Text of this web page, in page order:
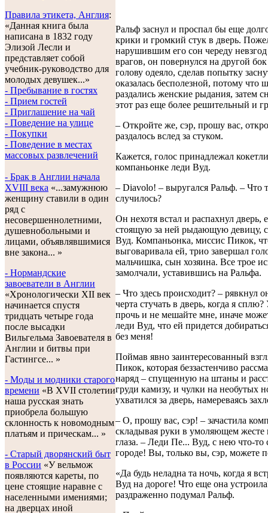
Правила этикета, Англия:
«Данная книга была
написана в 1832 году
Элизой Лесли и
представляет собой
учебник-руководство для
молодых девушек...»
- Пребывание в гостях
- Прием гостей
- Приглашение на чай
- Поведение на улице
- Покупки
- Поведение в местах
массовых развлечений
- Брак в Англии начала
XVIII века «...замужнюю
женщину ставили в один
ряд с
несовершеннолетними,
душевнобольными и
лицами, объявлявшимися
вне закона... »
- Нормандские
завоеватели в Англии
«Хронологически XII век
начинается спустя
тридцать четыре года
после высадки
Вильгельма Завоевателя в
Англии и битвы при
Гастингсе... »
- Моды и модники старого
времени «В XVII столетии
наша русская знать
приобрела большую
склонность к новомодным
платьям и прическам... »
- Старый дворянский быт
в России «У вельмож
появляются кареты, по
цене стоящие наравне с
населенными имениями;
на дверцах иной
Ральф заснул и проспал бы еще
крики и громкий стук в дверь.
нарушившим его сон череду
врагов, он повернулся на другой
голову одеяло, сделав попытку
оказалась бесполезной, потому что
раздались женские рыдания, затем
этот раз еще более решительный и
– Откройте же, сэр, прошу вас,
раздалось вслед за стуком.
Кажется, голос принадлежал
компаньонке леди Вуд.
– Diavolo! – выругался Ральф. – Что
случилось?
Он нехотя встал и распахнул дверь,
стоящую за ней рыдающую девицу,
Вуд. Компаньонка, миссис Пикок,
выговаривала ей, трио завершал
мальчишка, сын хозяина. Все трое
замолчали, уставившись на Ральфа.
– Что здесь происходит? – рявкнул
черта стучать в дверь, когда я сплю?
прочь и не мешайте мне, иначе
леди Вуд, что ей придется
без меня!
Поймав явно заинтересованный
Пикок, которая беззастенчиво
наряд – спущенную на штаны и
груди камизу, и чулки на необутых
ухватился за дверь, намереваясь
– О, прошу вас, сэр! – зачастила
складывая руки в умоляющем жесте
глаза. – Леди Пе... Вуд, с нею что-то
городе! Вы, только вы, сэр, можете
«Да будь неладна та ночь, когда я
Вуд на дороге! Что еще она
раздраженно подумал Ральф.